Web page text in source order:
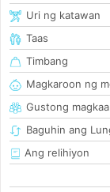
Uri ng katawan
Taas
Timbang
Magkaroon ng
Gustong
Baguhin ang
Ang relihiyon